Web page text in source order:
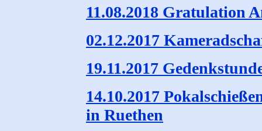
11.08.2018 Gratulation
02.12.2017
19.11.2017
14.10.2017
in Ruethen